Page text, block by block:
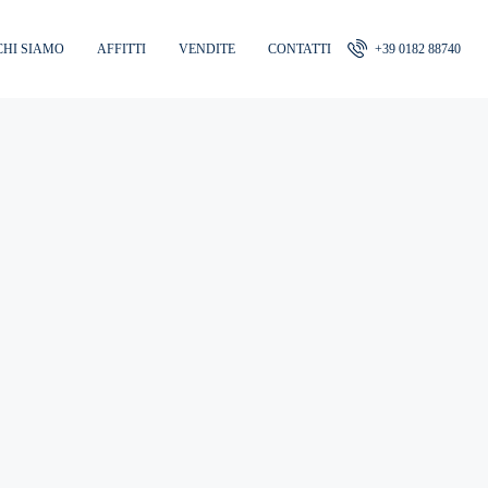
SIAMO AFFITTI VENDITE CONTATTI +39 0182 88740